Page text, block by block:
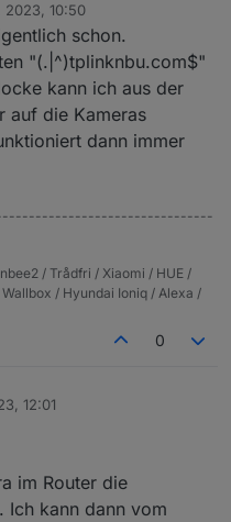
zu?
über den App Account.
Änderungen vornehme,
aktualisiert werden.
der Kamera den Webzugriff
und nur lokal zu nutzen.
2023, 10:50
schon.
"(.|^)tplinknbu.com$"
kann ich aus der
auf die Kameras
dann immer
/ Trådfri / Xiaomi / HUE /
/ Hyundai Ioniq / Alexa /
0
12:01
im Router die
Ich kann dann vom